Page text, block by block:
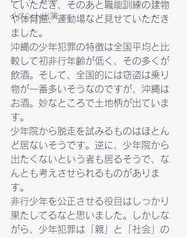
イベント出演
ていただき、そのあと職能訓練の建物
や体育館、運動場など見せていただき
ました。
沖縄の少年犯罪の特徴は全国平均と比
較して初非行年齢が低く、その多くが
飲酒。そして、全国的には窃盗は乗り
物が一番多いそうなのですが、沖縄は
お酒。妙なところで土地柄が出ていま
す。
少年院から脱走を試みるものはほとん
ど居ないそうです。逆に、少年院から
出たくないという者も居るそうで、な
んとも考えさせられるものがありま
す。
非行少年を公正させる役目はしっかり
果たしてるなと思いました。しかしな
がら、少年犯罪は「親」と「社会」の